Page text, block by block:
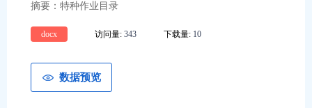
摘要：特种作业目录
docx 访问量: 343 下载量: 10
数据预览